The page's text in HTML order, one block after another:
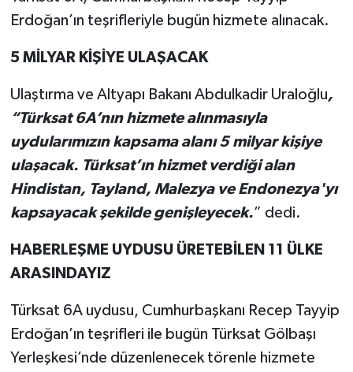
Erdoğan’ın teşrifleriyle bugün hizmete alınacak.
5 MİLYAR KİŞİYE ULAŞACAK
Ulaştırma ve Altyapı Bakanı Abdulkadir Uraloğlu,
“Türksat 6A’nın hizmete alınmasıyla
uydularımızın kapsama alanı 5 milyar kişiye
ulaşacak. Türksat’ın hizmet verdiği alan
Hindistan, Tayland, Malezya ve Endonezya'yı
kapsayacak şekilde genişleyecek.” dedi.
HABERLEŞME UYDUSU ÜRETEBİLEN 11 ÜLKE
ARASINDAYIZ
Türksat 6A uydusu, Cumhurbaşkanı Recep Tayyip
Erdoğan’ın teşrifleri ile bugün Türksat Gölbaşı
Yerleşkesi’nde düzenlenecek törenle hizmete